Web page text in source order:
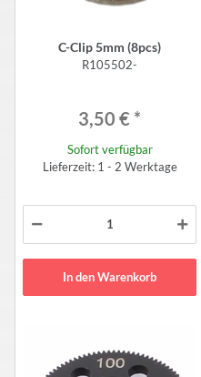
C-Clip 5mm (8pcs)
R105502-
3,50 € *
Sofort verfügbar
Lieferzeit: 1 - 2 Werktage
In den Warenkorb